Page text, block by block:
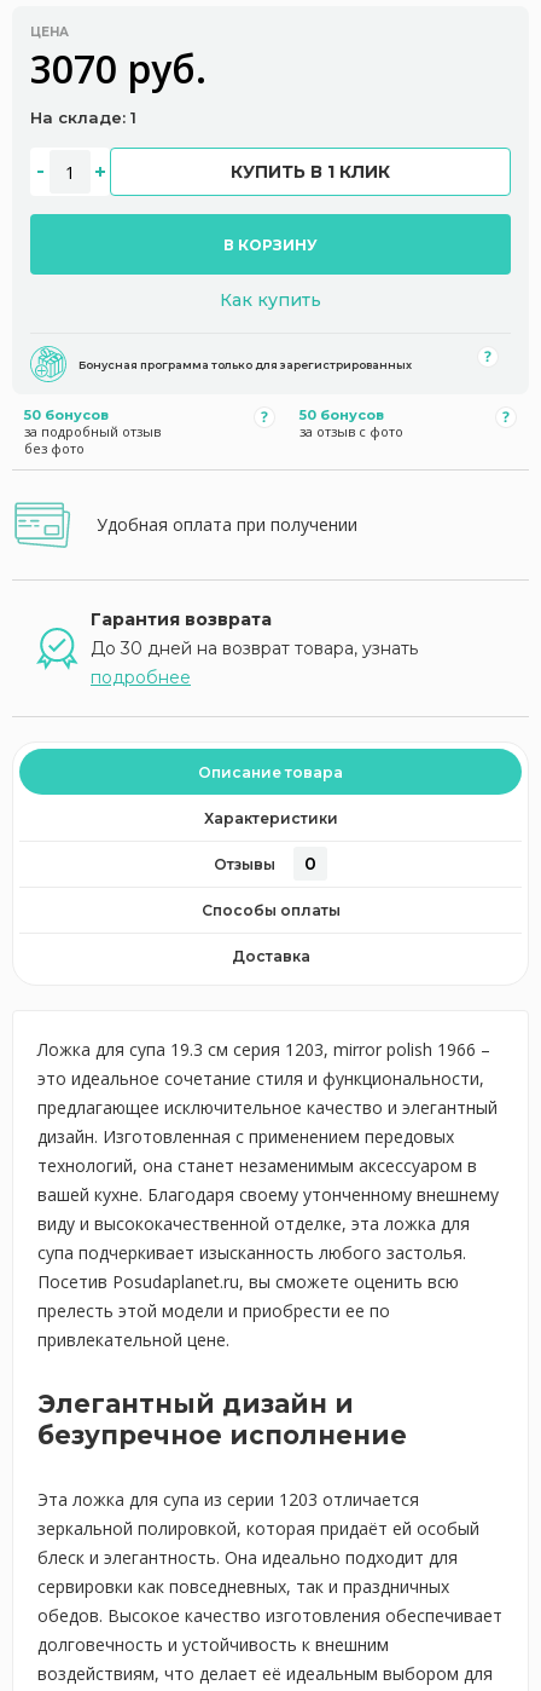
ЦЕНА
3070 руб.
На складе: 1
КУПИТЬ В 1 КЛИК
В КОРЗИНУ
Как купить
Бонусная программа только для зарегистрированных
50 бонусов
за подробный отзыв
без фото
50 бонусов
за отзыв с фото
Удобная оплата при получении
Гарантия возврата
До 30 дней на возврат товара, узнать
подробнее
Описание товара
Характеристики
Отзывы 0
Способы оплаты
Доставка
Ложка для супа 19.3 см серия 1203, mirror polish 1966 –
это идеальное сочетание стиля и функциональности,
предлагающее исключительное качество и элегантный
дизайн. Изготовленная с применением передовых
технологий, она станет незаменимым аксессуаром в
вашей кухне. Благодаря своему утонченному внешнему
виду и высококачественной отделке, эта ложка для
супа подчеркивает изысканность любого застолья.
Посетив Posudaplanet.ru, вы сможете оценить всю
прелесть этой модели и приобрести ее по
привлекательной цене.
Элегантный дизайн и
безупречное исполнение
Эта ложка для супа из серии 1203 отличается
зеркальной полировкой, которая придаёт ей особый
блеск и элегантность. Она идеально подходит для
сервировки как повседневных, так и праздничных
обедов. Высокое качество изготовления обеспечивает
долговечность и устойчивость к внешним
воздействиям, что делает её идеальным выбором для